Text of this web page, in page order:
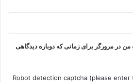
من در مرورگر برای زمانی که دوباره دیدگاهی
Robot detection captcha (please